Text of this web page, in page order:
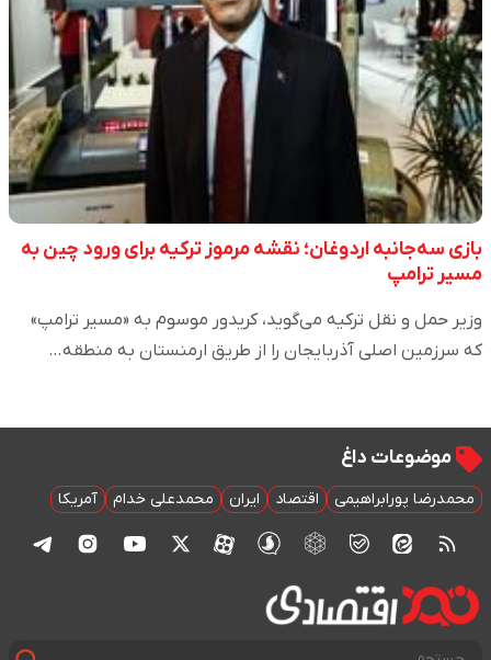
بازی سه‌جانبه اردوغان؛ نقشه مرموز ترکیه برای ورود چین به
مسیر ترامپ
وزیر حمل و نقل ترکیه می‌گوید، کریدور موسوم به «مسیر ترامپ»
که سرزمین اصلی آذربایجان را از طریق ارمنستان به منطقه…
موضوعات داغ
محمدرضا پورابراهیمی اقتصاد ایران محمدعلی خدام آمریکا